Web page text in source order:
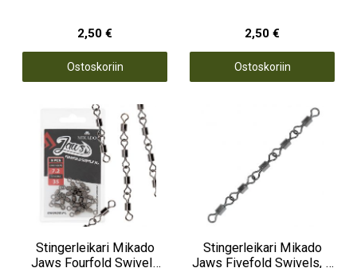
2,50 €
Ostoskoriin
2,50 €
Ostoskoriin
Stingerleikari Mikado
Jaws Fourfold Swivels
Stingerleikari Mikado
Jaws Fivefold Swivels, 5